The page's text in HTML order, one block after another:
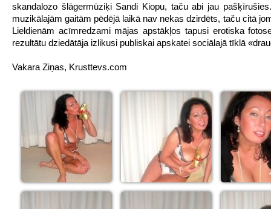
skandalozo šlāgermūziķi Sandi Kiopu, taču abi jau
muzikālajām gaitām pēdējā laikā nav nekas dzirdēts, taču citā
Lieldienām acīmredzami mājas apstākļos tapusi erotiska
rezultātu dziedātāja izlikusi publiskai apskatei sociālajā tīklā
Vakara Ziņas, Krusttevs.com